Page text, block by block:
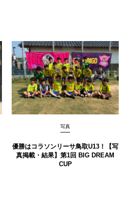
写真
優勝はコラソンリーサ鳥取U13！【写
真掲載‪‪‪︎︎・結果】第1回 BIG DREAM
CUP